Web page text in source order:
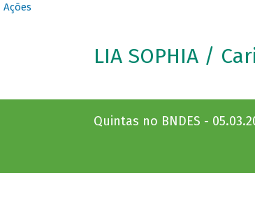
Ações
LIA SOPHIA /
Quintas no BNDES -